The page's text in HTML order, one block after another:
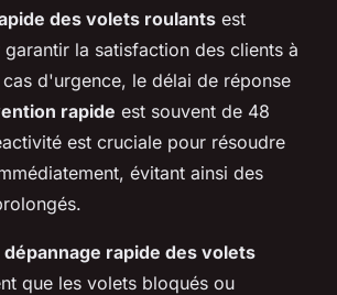
des volets roulants est
la satisfaction des clients à
cas d'urgence, le délai de réponse
rapide est souvent de 48
est cruciale pour résoudre
évitant ainsi des
dépannage rapide des volets
que les volets bloqués ou